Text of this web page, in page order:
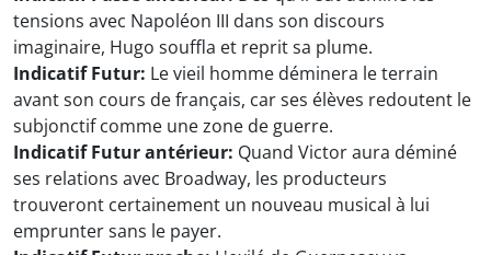
tensions avec Napoléon III dans son discours
imaginaire, Hugo souffla et reprit sa plume.
Indicatif Futur: Le vieil homme déminera le terrain
avant son cours de français, car ses élèves redoutent le
subjonctif comme une zone de guerre.
Indicatif Futur antérieur: Quand Victor aura déminé
ses relations avec Broadway, les producteurs
trouveront certainement un nouveau musical à lui
emprunter sans le payer.